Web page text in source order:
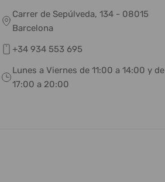
Carrer de Sepúlveda, 134 - 08015
Barcelona
+34 934 553 695
Lunes a Viernes de 11:00 a 14:00 y de
17:00 a 20:00